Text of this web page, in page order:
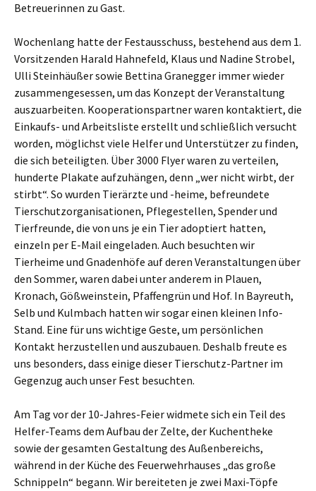
Betreuerinnen zu Gast.
Wochenlang hatte der Festausschuss, bestehend aus dem 1.
Vorsitzenden Harald Hahnefeld, Klaus und Nadine Strobel,
Ulli Steinhäußer sowie Bettina Granegger immer wieder
zusammengesessen, um das Konzept der Veranstaltung
auszuarbeiten. Kooperationspartner waren kontaktiert, die
Einkaufs- und Arbeitsliste erstellt und schließlich versucht
worden, möglichst viele Helfer und Unterstützer zu finden,
die sich beteiligten. Über 3000 Flyer waren zu verteilen,
hunderte Plakate aufzuhängen, denn „wer nicht wirbt, der
stirbt“. So wurden Tierärzte und -heime, befreundete
Tierschutzorganisationen, Pflegestellen, Spender und
Tierfreunde, die von uns je ein Tier adoptiert hatten,
einzeln per E-Mail eingeladen. Auch besuchten wir
Tierheime und Gnadenhöfe auf deren Veranstaltungen über
den Sommer, waren dabei unter anderem in Plauen,
Kronach, Gößweinstein, Pfaffengrün und Hof. In Bayreuth,
Selb und Kulmbach hatten wir sogar einen kleinen Info-
Stand. Eine für uns wichtige Geste, um persönlichen
Kontakt herzustellen und auszubauen. Deshalb freute es
uns besonders, dass einige dieser Tierschutz-Partner im
Gegenzug auch unser Fest besuchten.
Am Tag vor der 10-Jahres-Feier widmete sich ein Teil des
Helfer-Teams dem Aufbau der Zelte, der Kuchentheke
sowie der gesamten Gestaltung des Außenbereichs,
während in der Küche des Feuerwehrhauses „das große
Schnippeln“ begann. Wir bereiteten je zwei Maxi-Töpfe